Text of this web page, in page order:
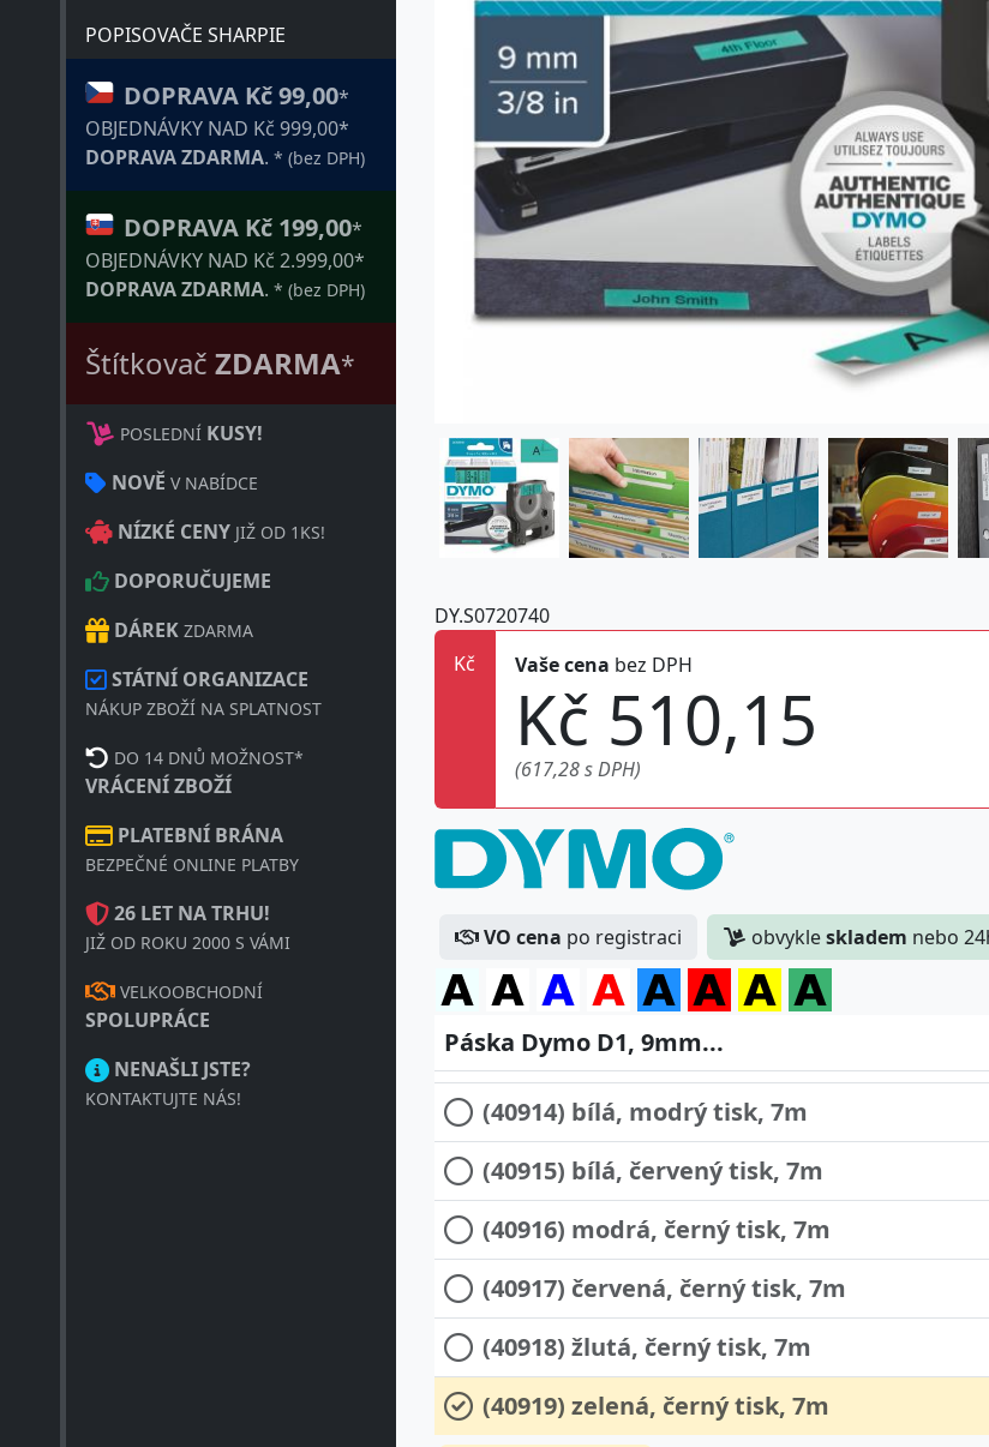
POPISOVAČE SHARPIE
DOPRAVA Kč 99,00*
OBJEDNÁVKY NAD Kč 999,00*
DOPRAVA ZDARMA. * (bez DPH)
DOPRAVA Kč 199,00*
OBJEDNÁVKY NAD Kč 2.999,00*
DOPRAVA ZDARMA. * (bez DPH)
Štítkovač ZDARMA*
POSLEDNÍ KUSY!
NOVĚ V NABÍDCE
NÍZKÉ CENY JIŽ OD 1KS!
DOPORUČUJEME
DÁREK ZDARMA
STÁTNÍ ORGANIZACE
NÁKUP ZBOŽÍ NA SPLATNOST
DO 14 DNŮ MOŽNOST*
VRÁCENÍ ZBOŽÍ
PLATEBNÍ BRÁNA
BEZPEČNÉ ONLINE PLATBY
26 LET NA TRHU!
JIŽ OD ROKU 2000 S VÁMI
VELKOOBCHODNÍ
SPOLUPRÁCE
NENAŠLI JSTE?
KONTAKTUJTE NÁS!
DY.S0720740
Kč
Vaše cena bez DPH
Kč 510,15
(617,28 s DPH)
VO cena po registraci obvykleskladem nebo
Páska Dymo D1, 9mm...
(40910) průhledná, černý tisk, 7m
(40913) bílá, černý tisk, 7m
(40913) bílá, černý tisk, 7m - 10ks
(40914) bílá, modrý tisk, 7m
(40915) bílá, červený tisk, 7m
(40916) modrá, černý tisk, 7m
(40917) červená, černý tisk, 7m
(40918) žlutá, černý tisk, 7m
(40919) zelená, černý tisk, 7m